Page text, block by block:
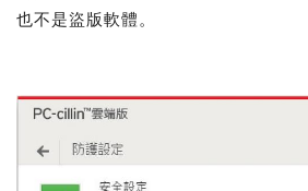
也不是盜版軟體。